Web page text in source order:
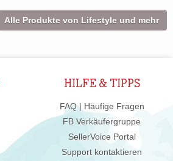
Alle Produkte von Lifestyle und mehr
HILFE & TIPPS
FAQ | Häufige Fragen
FB Verkäufergruppe
SellerVoice Portal
Support kontaktieren